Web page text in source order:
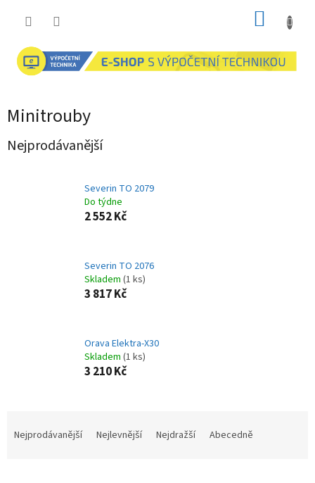
Minitrouby
Nejprodávanější
Severin TO 2079
Do týdne
2 552 Kč
Severin TO 2076
Skladem (1 ks)
3 817 Kč
Orava Elektra-X30
Skladem (1 ks)
3 210 Kč
Nejprodávanější Nejlevnější Nejdražší Abecedně